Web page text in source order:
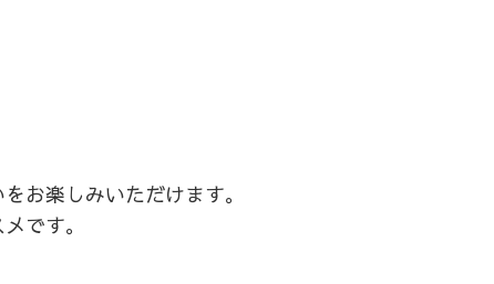
お楽しみいただけます。
です。